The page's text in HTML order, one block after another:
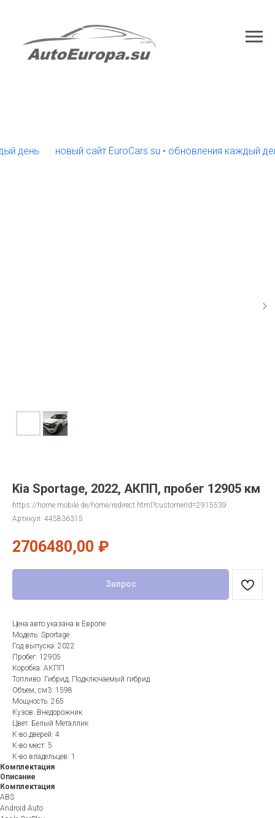
новый сайт EuroCars.su • обновления каждый день
Kia Sportage, 2022, АКПП, пробег 12905 км
https://home.mobile.de/home/redirect.html?customerId=2915539
Артикул: 445836315
2706480,00 ₽
Запрос
Цена авто указана в Европе
Модель: Sportage
Год выпуска: 2022
Пробег: 12905
Коробка: АКПП
Топливо: Гибрид, Подключаемый гибрид
Объем, см3: 1598
Мощность: 265
Кузов: Внедорожник
Цвет: Белый Металлик
К-во дверей: 4
К-во мест: 5
К-во владельцев: 1
Комплектация
Описание
Комплектация
ABS
Android Auto